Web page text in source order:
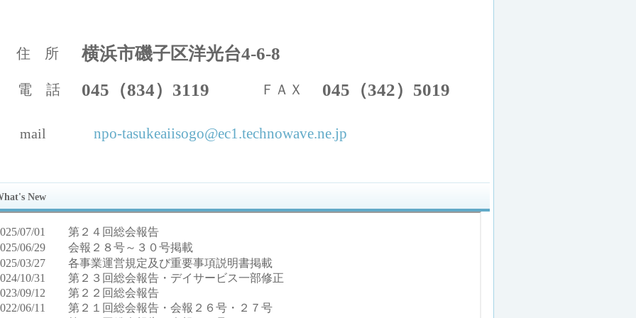
住 所 横浜市磯子区洋光台4-6-8
電 話 045（834）3119 ＦＡＸ 045（342）5019
mail npo-tasukeaiisogo@ec1.technowave.ne.jp
New